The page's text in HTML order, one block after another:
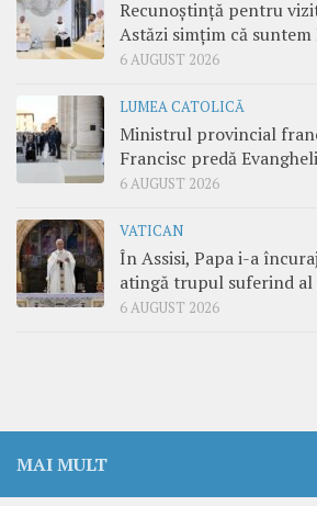
Recunoștință pentru
Astăzi simțim că suntem
6 AUGUST 2026
LUMEA CATOLICĂ
Ministrul provincial
Francisc predă
6 AUGUST 2026
VATICAN
În Assisi, Papa i-a
atingă trupul suferind
6 AUGUST 2026
MAI MULT